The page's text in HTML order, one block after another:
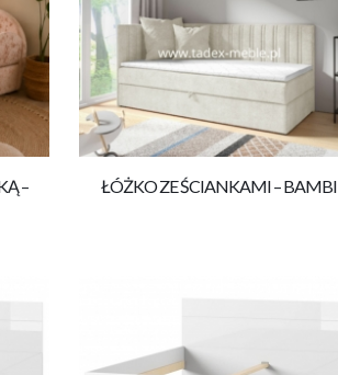
– ŁÓŻKO ZE ŚCIANKAMI – BAMBI